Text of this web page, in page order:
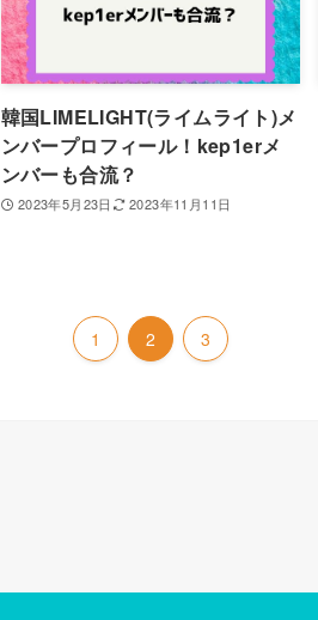
韓国LIMELIGHT(ライムライト)メ
ンバープロフィール！kep1erメ
ンバーも合流？
2023年5月23日 2023年11月11日
1 2 3